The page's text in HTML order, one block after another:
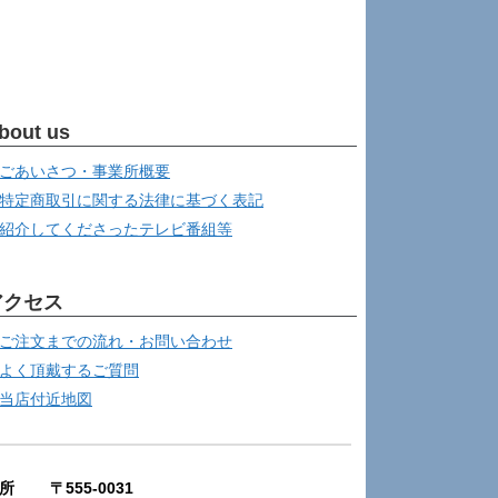
us
ごあいさつ・事業所概要
特定商取引に関する法律に基づく表記
紹介してくださったテレビ番組等
セス
ご注文までの流れ・お問い合わせ
よく頂戴するご質問
当店付近地図
所 〒555-0031